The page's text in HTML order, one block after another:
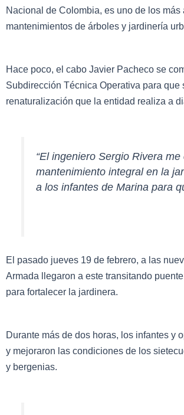
Nacional de Colombia, es uno de los
mantenimientos de árboles y jardinería
Hace poco, el cabo Javier Pacheco se
Subdirección Técnica Operativa para
renaturalización que la entidad realiza a
“El ingeniero Sergio Rivera
mantenimiento integral en la
a los infantes de Marina para
El pasado jueves 19 de febrero, a las
Armada llegaron a este transitando
para fortalecer la jardinera.
Durante más de dos horas, los infantes y
y mejoraron las condiciones de los
y bergenias.